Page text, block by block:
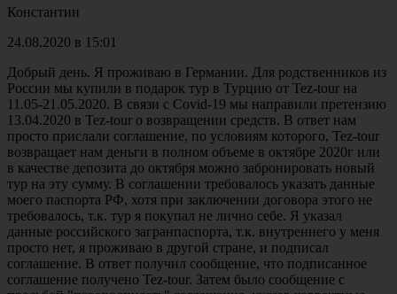
Константин
24.08.2020 в 15:01
Добрый день. Я проживаю в Германии. Для родственников из
России мы купили в подарок тур в Турцию от Tez-tour на
11.05-21.05.2020. В связи с Covid-19 мы направили претензию
13.04.2020 в Tez-tour о возвращении средств. В ответ нам
просто прислали соглашение, по условиям которого, Tez-tour
возвращает нам деньги в полном объеме в октябре 2020г или
в качестве депозита до октября можно забронировать новый
тур на эту сумму. В соглашении требовалось указать данные
моего паспорта РФ, хотя при заключении договора этого не
требовалось, т.к. тур я покупал не лично себе. Я указал
данные российского загранпаспорта, т.к. внутреннего у меня
просто нет, я проживаю в другой стране, и подписал
соглашение. В ответ получил сообщение, что подписанное
соглашение получено Tez-tour. Затем было сообщение с